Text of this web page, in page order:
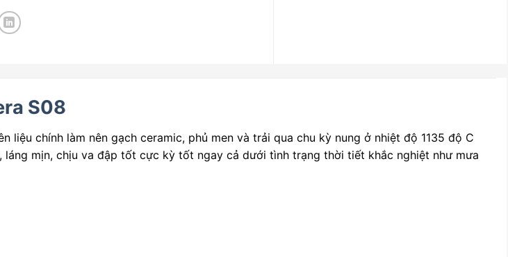
S08
liệu chính làm nên gạch ceramic, phủ men và trải qua chu kỳ nung ở nhiệt độ 1135 độ C
láng mịn, chịu va đập tốt cực kỳ tốt ngay cả dưới tình trạng thời tiết khắc nghiệt như mưa